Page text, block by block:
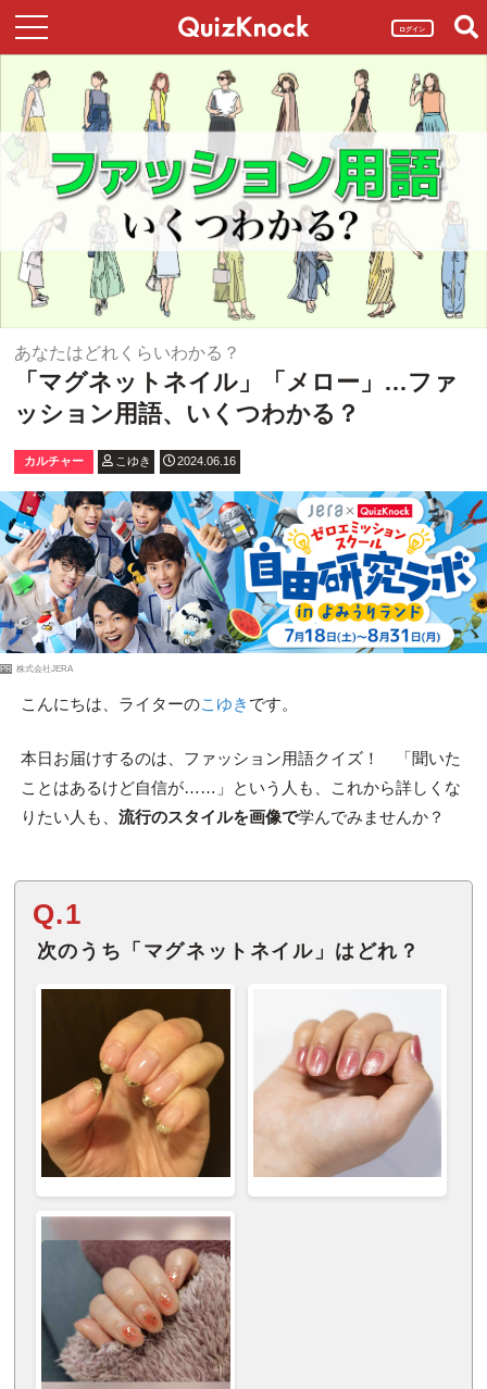
ログイン
あなたはどれくらいわかる？
「マグネットネイル」「メロー」…ファ
ッション用語、いくつわかる？
カルチャー こゆき 2024.06.16
PR 株式会社JERA
こんにちは、ライターのこゆき です。
本日お届けするのは、ファッション用語クイズ！ 「聞いた
ことはあるけど自信が……」という人も、これから詳しくな
りたい人も、 流行のスタイルを画像で学んでみませんか？
Q.1
次のうち「マグネットネイル」はどれ？